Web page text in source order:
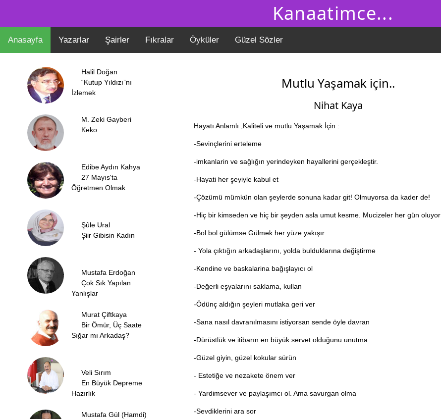
Kanaatimce...
Anasayfa Yazarlar Şairler Fıkralar Öyküler Güzel Sözler
Halil Doğan
“Kutup Yıldızı”nı
İzlemek
M. Zeki Gayberi
Keko
Edibe Aydın Kahya
27 Mayıs'ta
Öğretmen Olmak
Şûle Ural
Şiir Gibisin Kadın
Mustafa Erdoğan
Çok Sık Yapılan
Yanlışlar
Murat Çiftkaya
Bir Ömür, Üç Saate
Sığar mı Arkadaş?
Veli Sırım
En Büyük Depreme
Hazırlık
Mustafa Gül (Hamdi)
Mutlu Yaşamak için..
Nihat Kaya
Hayatı Anlamlı ,Kaliteli ve mutlu Yaşamak İçin :
-Sevinçlerini erteleme
-imkanlarin ve sağlığın yerindeyken hayallerini gerçekleştir.
-Hayati her şeyiyle kabul et
-Çözümü mümkün olan şeylerde sonuna kadar git! Olmuyorsa da kader de!
-Hiç bir kimseden ve hiç bir şeyden asla umut kesme. Mucizeler her gün oluyor
-Bol bol gülümse.Gülmek her yüze yakışır
- Yola çıktığın arkadaşlarını, yolda bulduklarına değiştirme
-Kendine ve baskalarina bağışlayıcı ol
-Değerli eşyalarını saklama, kullan
-Ödünç aldığın şeyleri mutlaka geri ver
-Sana nasıl davranılmasını istiyorsan sende öyle davran
-Dürüstlük ve itibarın en büyük servet olduğunu unutma
-Güzel giyin, güzel kokular sürün
- Estetiğe ve nezakete önem ver
- Yardimsever ve paylaşımcı ol. Ama savurgan olma
-Sevdiklerini ara sor